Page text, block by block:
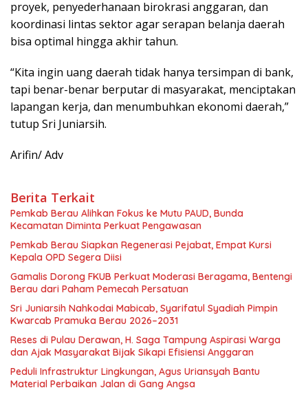
proyek, penyederhanaan birokrasi anggaran, dan
koordinasi lintas sektor agar serapan belanja daerah
bisa optimal hingga akhir tahun.
“Kita ingin uang daerah tidak hanya tersimpan di bank,
tapi benar-benar berputar di masyarakat, menciptakan
lapangan kerja, dan menumbuhkan ekonomi daerah,”
tutup Sri Juniarsih.
Arifin/ Adv
Berita Terkait
Pemkab Berau Alihkan Fokus ke Mutu PAUD, Bunda
Kecamatan Diminta Perkuat Pengawasan
Pemkab Berau Siapkan Regenerasi Pejabat, Empat Kursi
Kepala OPD Segera Diisi
Gamalis Dorong FKUB Perkuat Moderasi Beragama, Bentengi
Berau dari Paham Pemecah Persatuan
Sri Juniarsih Nahkodai Mabicab, Syarifatul Syadiah Pimpin
Kwarcab Pramuka Berau 2026–2031
Reses di Pulau Derawan, H. Saga Tampung Aspirasi Warga
dan Ajak Masyarakat Bijak Sikapi Efisiensi Anggaran
Peduli Infrastruktur Lingkungan, Agus Uriansyah Bantu
Material Perbaikan Jalan di Gang Angsa